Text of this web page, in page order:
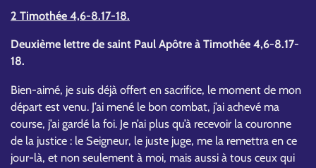
2 Timothée 4,6-8.17-18.
Deuxième lettre de saint Paul Apôtre à Timothée 4,6-8.17-
18.
Bien-aimé, je suis déjà offert en sacrifice, le moment de mon
départ est venu. J’ai mené le bon combat, j’ai achevé ma
course, j’ai gardé la foi. Je n’ai plus qu’à recevoir la couronne
de la justice : le Seigneur, le juste juge, me la remettra en ce
jour-là, et non seulement à moi, mais aussi à tous ceux qui